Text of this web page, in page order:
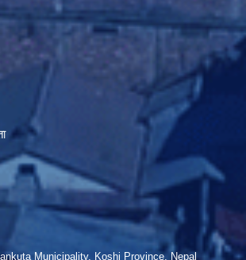
Municipality, Koshi Province, Nepal